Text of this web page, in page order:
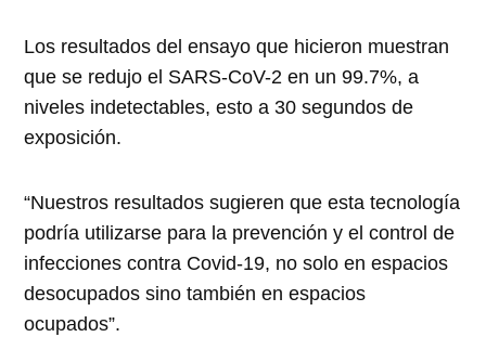
Los resultados del ensayo que hicieron muestran
que se redujo el SARS-CoV-2 en un 99.7%, a
niveles indetectables, esto a 30 segundos de
exposición.
“Nuestros resultados sugieren que esta tecnología
podría utilizarse para la prevención y el control de
infecciones contra Covid-19, no solo en espacios
desocupados sino también en espacios
ocupados”.